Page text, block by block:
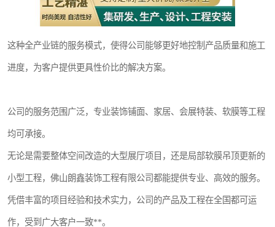
这种全产业链的服务模式，使得公司能够更好地控制产品质量和施工
进度，为客户提供更具性价比的解决方案。
公司的服务范围广泛，专业装饰铺面、家居、会展特装、软膜等工程
均可承接。
无论是需要整体空间改造的大型展厅项目，还是局部软膜吊顶更新的
小型工程，佛山朗鑫装饰工程有限公司都能提供专业、高效的服务。
凭借丰富的项目经验和技术实力，公司的产品及工程在全国都可运
作，受到广大客户一致**。